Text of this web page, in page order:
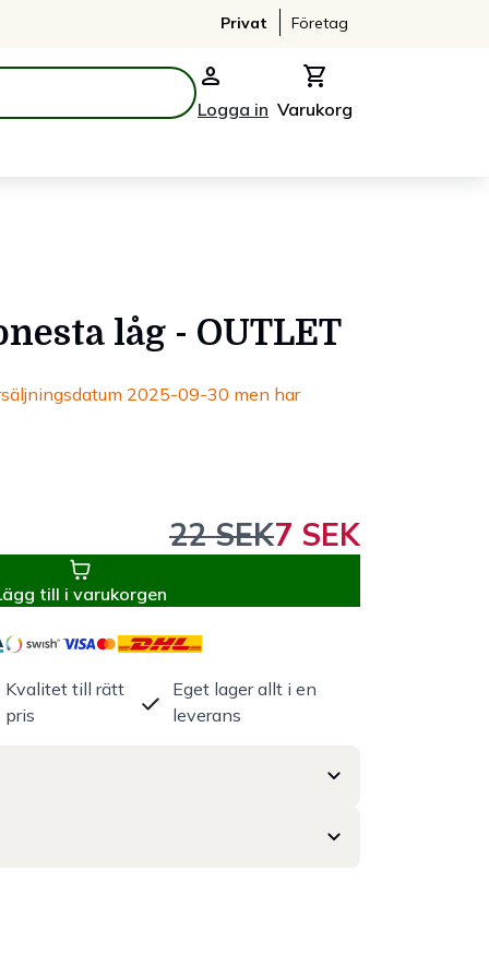
Privat Företag
person
Logga in
shopping_cart
Varukorg
låg - OUTLET
2025-09-30 men har
22 SEK7 SEK
till i varukorgen
Kvalitet till rätt
pris
Eget lager allt i en
leverans